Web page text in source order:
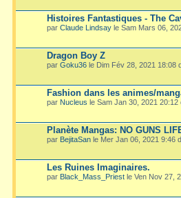
Histoires Fantastiques - The
par Claude Lindsay le Sam Mars 06,
Dragon Boy Z
par Goku36 le Dim Fév 28, 2021 18:08
Fashion dans les animes/
par Nucleus le Sam Jan 30, 2021
Planète Mangas: NO GUNS
par BejitaSan le Mer Jan 06, 2021 9:46
Les Ruines Imaginaires.
par Black_Mass_Priest le Ven Nov 27,